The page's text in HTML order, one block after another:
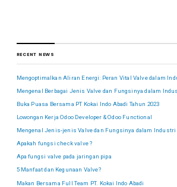
RECENT NEWS
Mengoptimalkan Aliran Energi: Peran Vital Valve dalam
Mengenal Berbagai Jenis Valve dan Fungsinya dalam
Buka Puasa Bersama PT Kokai Indo Abadi Tahun 2023
Lowongan Kerja Odoo Developer & Odoo Functional
Mengenal Jenis-jenis Valve dan Fungsinya dalam Industri
Apakah fungsi check valve ?
Apa fungsi valve pada jaringan pipa
5 Manfaat dan Kegunaan Valve?
Makan Bersama Full Team PT. Kokai Indo Abadi